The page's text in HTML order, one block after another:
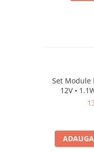
Scoateți
Lipiți
Set Module
12V •